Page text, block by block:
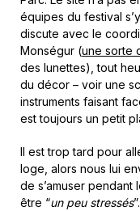
équipes du festival
discute avec le
Monségur (une sorte
des lunettes), tout
du décor – voir une
instruments faisant
est toujours un petit
Il est trop tard pour
loge, alors nous lui
de s’amuser pendant
être “un peu stressés